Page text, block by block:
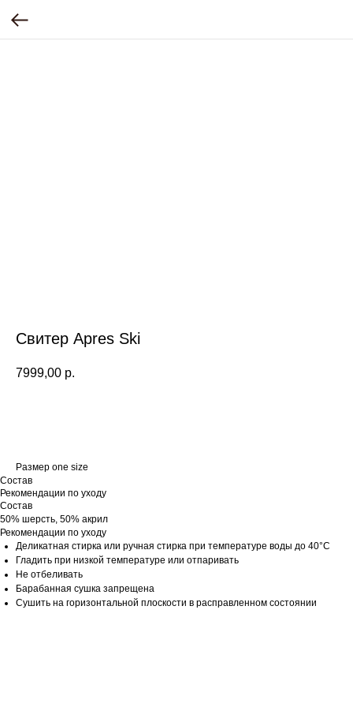
Свитер Apres Ski
7999,00 р.
Размер one size
Состав
Рекомендации по уходу
Состав
50% шерсть, 50% акрил
Рекомендации по уходу
Деликатная стирка или ручная стирка при температуре воды до 40°C
Гладить при низкой температуре или отпаривать
Не отбеливать
Барабанная сушка запрещена
Сушить на горизонтальной плоскости в расправленном состоянии